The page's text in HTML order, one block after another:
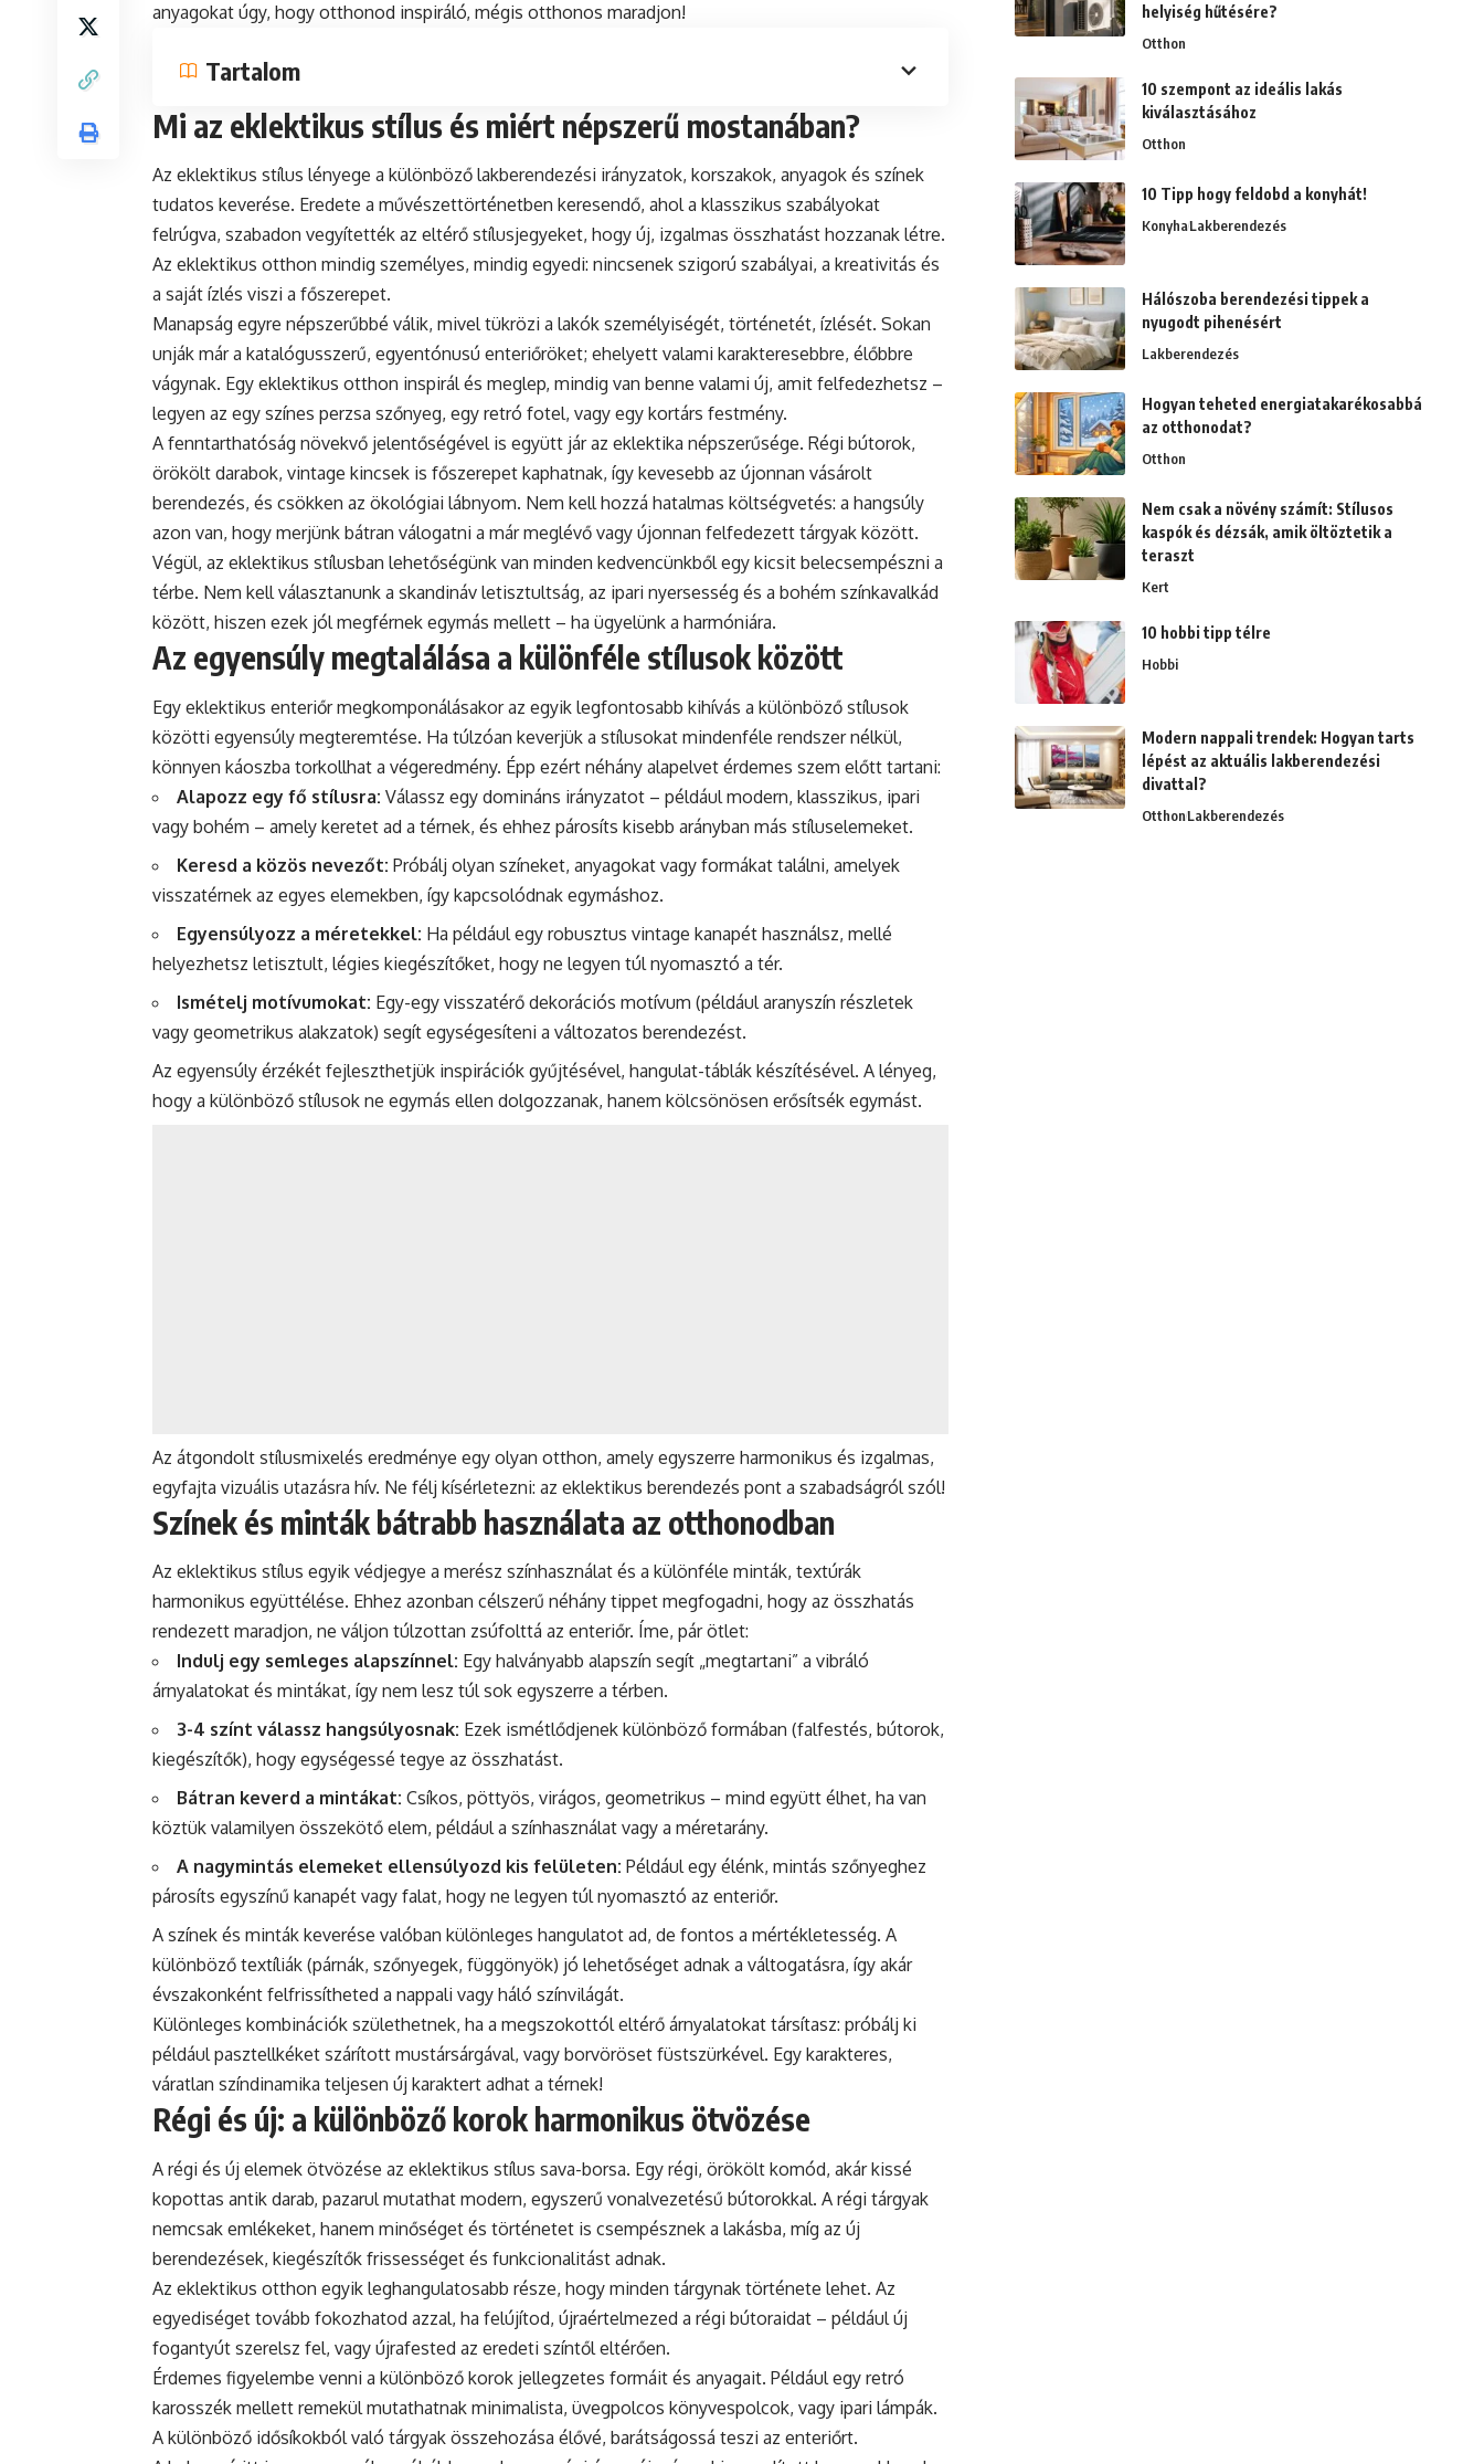
anyagokat úgy, hogy otthonod inspiráló, mégis otthonos maradjon!
Tartalom
Mi az eklektikus stílus és miért népszerű mostanában?
Az eklektikus stílus lényege a különböző lakberendezési irányzatok, korszakok, anyagok és színek
tudatos keverése. Eredete a művészettörténetben keresendő, ahol a klasszikus szabályokat
felrúgva, szabadon vegyítették az eltérő stílusjegyeket, hogy új, izgalmas összhatást hozzanak létre.
Az eklektikus otthon mindig személyes, mindig egyedi: nincsenek szigorú szabályai, a kreativitás és
a saját ízlés viszi a főszerepet.
Manapság egyre népszerűbbé válik, mivel tükrözi a lakók személyiségét, történetét, ízlését. Sokan
unják már a katalógusszerű, egyentónusú enteriőröket; ehelyett valami karakteresebbre, élőbbre
vágynak. Egy eklektikus otthon inspirál és meglep, mindig van benne valami új, amit felfedezhetsz –
legyen az egy színes perzsa szőnyeg, egy retró fotel, vagy egy kortárs festmény.
A fenntarthatóság növekvő jelentőségével is együtt jár az eklektika népszerűsége. Régi bútorok,
örökölt darabok, vintage kincsek is főszerepet kaphatnak, így kevesebb az újonnan vásárolt
berendezés, és csökken az ökológiai lábnyom. Nem kell hozzá hatalmas költségvetés: a hangsúly
azon van, hogy merjünk bátran válogatni a már meglévő vagy újonnan felfedezett tárgyak között.
Végül, az eklektikus stílusban lehetőségünk van minden kedvencünkből egy kicsit belecsempészni a
térbe. Nem kell választanunk a skandináv letisztultság, az ipari nyersesség és a bohém színkavalkád
között, hiszen ezek jól megférnek egymás mellett – ha ügyelünk a harmóniára.
Az egyensúly megtalálása a különféle stílusok között
Egy eklektikus enteriőr megkomponálásakor az egyik legfontosabb kihívás a különböző stílusok
közötti egyensúly megteremtése. Ha túlzóan keverjük a stílusokat mindenféle rendszer nélkül,
könnyen káoszba torkollhat a végeredmény. Épp ezért néhány alapelvet érdemes szem előtt tartani:
Alapozz egy fő stílusra: Válassz egy domináns irányzatot – például modern, klasszikus, ipari
vagy bohém – amely keretet ad a térnek, és ehhez párosíts kisebb arányban más stíluselemeket.
Keresd a közös nevezőt: Próbálj olyan színeket, anyagokat vagy formákat találni, amelyek
visszatérnek az egyes elemekben, így kapcsolódnak egymáshoz.
Egyensúlyozz a méretekkel: Ha például egy robusztus vintage kanapét használsz, mellé
helyezhetsz letisztult, légies kiegészítőket, hogy ne legyen túl nyomasztó a tér.
Ismételj motívumokat: Egy-egy visszatérő dekorációs motívum (például aranyszín részletek
vagy geometrikus alakzatok) segít egységesíteni a változatos berendezést.
Az egyensúly érzékét fejleszthetjük inspirációk gyűjtésével, hangulat-táblák készítésével. A lényeg,
hogy a különböző stílusok ne egymás ellen dolgozzanak, hanem kölcsönösen erősítsék egymást.
Az átgondolt stílusmixelés eredménye egy olyan otthon, amely egyszerre harmonikus és izgalmas,
egyfajta vizuális utazásra hív. Ne félj kísérletezni: az eklektikus berendezés pont a szabadságról szól!
Színek és minták bátrabb használata az otthonodban
Az eklektikus stílus egyik védjegye a merész színhasználat és a különféle minták, textúrák
harmonikus együttélése. Ehhez azonban célszerű néhány tippet megfogadni, hogy az összhatás
rendezett maradjon, ne váljon túlzottan zsúfolttá az enteriőr. Íme, pár ötlet:
Indulj egy semleges alapszínnel: Egy halványabb alapszín segít „megtartani” a vibráló
árnyalatokat és mintákat, így nem lesz túl sok egyszerre a térben.
3-4 színt válassz hangsúlyosnak: Ezek ismétlődjenek különböző formában (falfestés, bútorok,
kiegészítők), hogy egységessé tegye az összhatást.
Bátran keverd a mintákat: Csíkos, pöttyös, virágos, geometrikus – mind együtt élhet, ha van
köztük valamilyen összekötő elem, például a színhasználat vagy a méretarány.
A nagymintás elemeket ellensúlyozd kis felületen: Például egy élénk, mintás szőnyeghez
párosíts egyszínű kanapét vagy falat, hogy ne legyen túl nyomasztó az enteriőr.
A színek és minták keverése valóban különleges hangulatot ad, de fontos a mértékletesség. A
különböző textíliák (párnák, szőnyegek, függönyök) jó lehetőséget adnak a váltogatásra, így akár
évszakonként felfrissítheted a nappali vagy háló színvilágát.
Különleges kombinációk születhetnek, ha a megszokottól eltérő árnyalatokat társítasz: próbálj ki
például pasztellkéket szárított mustársárgával, vagy borvöröset füstszürkével. Egy karakteres,
váratlan színdinamika teljesen új karaktert adhat a térnek!
Régi és új: a különböző korok harmonikus ötvözése
A régi és új elemek ötvözése az eklektikus stílus sava-borsa. Egy régi, örökölt komód, akár kissé
kopottas antik darab, pazarul mutathat modern, egyszerű vonalvezetésű bútorokkal. A régi tárgyak
nemcsak emlékeket, hanem minőséget és történetet is csempésznek a lakásba, míg az új
berendezések, kiegészítők frissességet és funkcionalitást adnak.
Az eklektikus otthon egyik leghangulatosabb része, hogy minden tárgynak története lehet. Az
egyediséget tovább fokozhatod azzal, ha felújítod, újraértelmezed a régi bútoraidat – például új
fogantyút szerelsz fel, vagy újrafested az eredeti színtől eltérően.
Érdemes figyelembe venni a különböző korok jellegzetes formáit és anyagait. Például egy retró
karosszék mellett remekül mutathatnak minimalista, üvegpolcos könyvespolcok, vagy ipari lámpák.
A különböző idősíkokból való tárgyak összehozása élővé, barátságossá teszi az enteriőrt.
helyiség hűtésére?
Otthon
10 szempont az ideális lakás
kiválasztásához
Otthon
10 Tipp hogy feldobd a konyhát!
KonyhaLakberendezés
Hálószoba berendezési tippek a
nyugodt pihenésért
Lakberendezés
Hogyan teheted energiatakarékosabbá
az otthonodat?
Otthon
Nem csak a növény számít: Stílusos
kaspók és dézsák, amik öltöztetik a
teraszt
Kert
10 hobbi tipp télre
Hobbi
Modern nappali trendek: Hogyan tarts
lépést az aktuális lakberendezési
divattal?
OtthonLakberendezés